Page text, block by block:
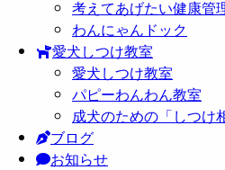
考えてあげたい健康管
わんにゃんドック
愛犬しつけ教室
愛犬しつけ教室
パピーわんわん教室
成犬のための「しつけ
ブログ
お知らせ